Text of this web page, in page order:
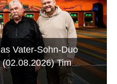
Vater-Sohn-Duo
Tim